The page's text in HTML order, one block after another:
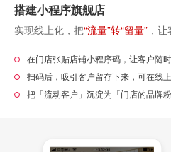
搭建小程序旗舰店
实现线上化，把“流量”转“留量” ，
在门店张贴店铺小程序码，让客户随
扫码后，吸引客户留存下来，可在线
把「流动客户」沉淀为「门店的品牌粉